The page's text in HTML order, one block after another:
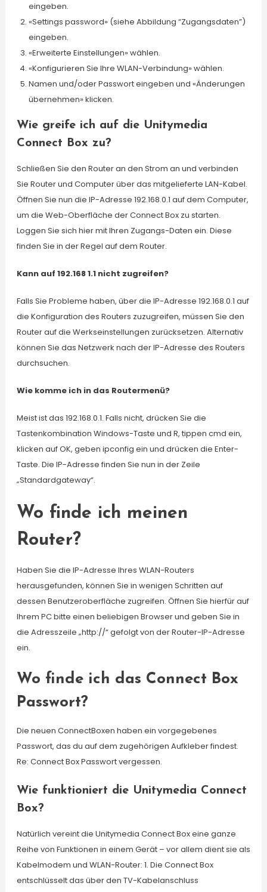
eingeben.
«Settings password» (siehe Abbildung “Zugangsdaten”)
eingeben.
«Erweiterte Einstellungen» wählen.
«Konfigurieren Sie Ihre WLAN-Verbindung» wählen.
Namen und/oder Passwort eingeben und «Änderungen
übernehmen» klicken.
Wie greife ich auf die Unitymedia
Connect Box zu?
Schließen Sie den Router an den Strom an und verbinden
Sie Router und Computer über das mitgelieferte LAN-Kabel.
Öffnen Sie nun die IP-Adresse 192.168.0.1 auf dem Computer,
um die Web-Oberfläche der Connect Box zu starten.
Loggen Sie sich hier mit Ihren Zugangs-Daten ein. Diese
finden Sie in der Regel auf dem Router.
Kann auf 192.168 1.1 nicht zugreifen?
Falls Sie Probleme haben, über die IP-Adresse 192.168.0.1 auf
die Konfiguration des Routers zuzugreifen, müssen Sie den
Router auf die Werkseinstellungen zurücksetzen. Alternativ
können Sie das Netzwerk nach der IP-Adresse des Routers
durchsuchen.
Wie komme ich in das Routermenü?
Meist ist das 192.168.0.1. Falls nicht, drücken Sie die
Tastenkombination Windows-Taste und R, tippen cmd ein,
klicken auf OK, geben ipconfig ein und drücken die Enter-
Taste. Die IP-Adresse finden Sie nun in der Zeile
„Standardgateway“.
Wo finde ich meinen
Router?
Haben Sie die IP-Adresse Ihres WLAN-Routers
herausgefunden, können Sie in wenigen Schritten auf
dessen Benutzeroberfläche zugreifen. Öffnen Sie hierfür auf
Ihrem PC bitte einen beliebigen Browser und geben Sie in
die Adresszeile „http://“ gefolgt von der Router-IP-Adresse
ein.
Wo finde ich das Connect Box
Passwort?
Die neuen ConnectBoxen haben ein vorgegebenes
Passwort, das du auf dem zugehörigen Aufkleber findest.
Re: Connect Box Passwort vergessen.
Wie funktioniert die Unitymedia Connect
Box?
Natürlich vereint die Unitymedia Connect Box eine ganze
Reihe von Funktionen in einem Gerät – vor allem dient sie als
Kabelmodem und WLAN-Router: 1. Die Connect Box
entschlüsselt das über den TV-Kabelanschluss